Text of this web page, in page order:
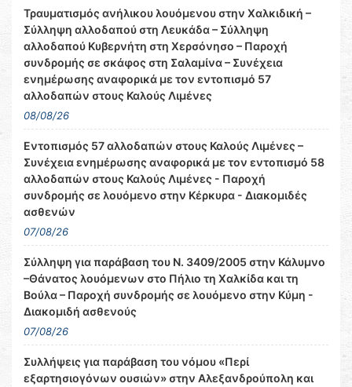
Τραυματισμός ανήλικου λουόμενου στην Χαλκιδική –
Σύλληψη αλλοδαπού στη Λευκάδα – Σύλληψη
αλλοδαπού Κυβερνήτη στη Χερσόνησο – Παροχή
συνδρομής σε σκάφος στη Σαλαμίνα – Συνέχεια
ενημέρωσης αναφορικά με τον εντοπισμό 57
αλλοδαπών στους Καλούς Λιμένες
08/08/26
Εντοπισμός 57 αλλοδαπών στους Καλούς Λιμένες –
Συνέχεια ενημέρωσης αναφορικά με τον εντοπισμό 58
αλλοδαπών στους Καλούς Λιμένες - Παροχή
συνδρομής σε λουόμενο στην Κέρκυρα - Διακομιδές
ασθενών
07/08/26
Σύλληψη για παράβαση του Ν. 3409/2005 στην Κάλυμνο
–Θάνατος λουόμενων στο Πήλιο τη Χαλκίδα και τη
Βούλα – Παροχή συνδρομής σε λουόμενο στην Κύμη -
Διακομιδή ασθενούς
07/08/26
Συλλήψεις για παράβαση του νόμου «Περί
εξαρτησιογόνων ουσιών» στην Αλεξανδρούπολη και